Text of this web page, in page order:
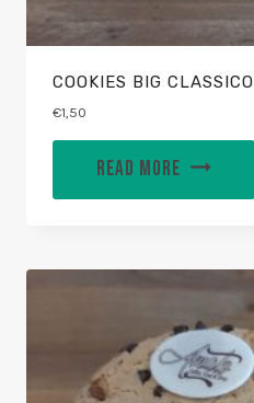
COOKIES BIG CLASSICO
€1,50
READ MORE